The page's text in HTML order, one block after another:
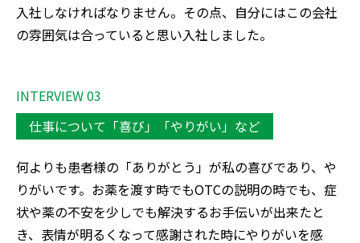
入社しなければなりません。その点、自分にはこの会社
の雰囲気は合っていると思い入社しました。
INTERVIEW 03
仕事について「喜び」「やりがい」など
何よりも患者様の「ありがとう」が私の喜びであり、や
りがいです。お薬を渡す時でもOTCの説明の時でも、症
状や薬の不安を少しでも解決するお手伝いが出来たと
き、表情が明るくなって感謝された時にやりがいを感